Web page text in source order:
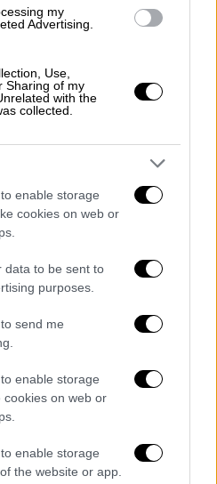
my
Advertising.
Use,
Sharing of my
with the
collected.
enable storage
cookies on web or
data to be sent to
purposes.
send me
enable storage
cookies on web or
enable storage
the website or app.
Gun, ο άνθρωπος που
Τομ Κρουζ, είχε
του το πιο...
Νέα ημερομηνία
ταινία του Τομ
το «Top Gun:
κυκλοφορίας
την περίοδο
του 2020